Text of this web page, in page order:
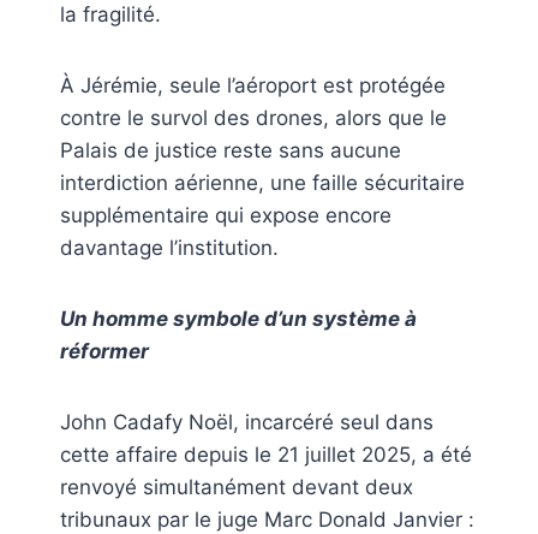
la fragilité.
À Jérémie, seule l’aéroport est protégée
contre le survol des drones, alors que le
Palais de justice reste sans aucune
interdiction aérienne, une faille sécuritaire
supplémentaire qui expose encore
davantage l’institution.
Un homme symbole d’un système à
réformer
John Cadafy Noël, incarcéré seul dans
cette affaire depuis le 21 juillet 2025, a été
renvoyé simultanément devant deux
tribunaux par le juge Marc Donald Janvier :